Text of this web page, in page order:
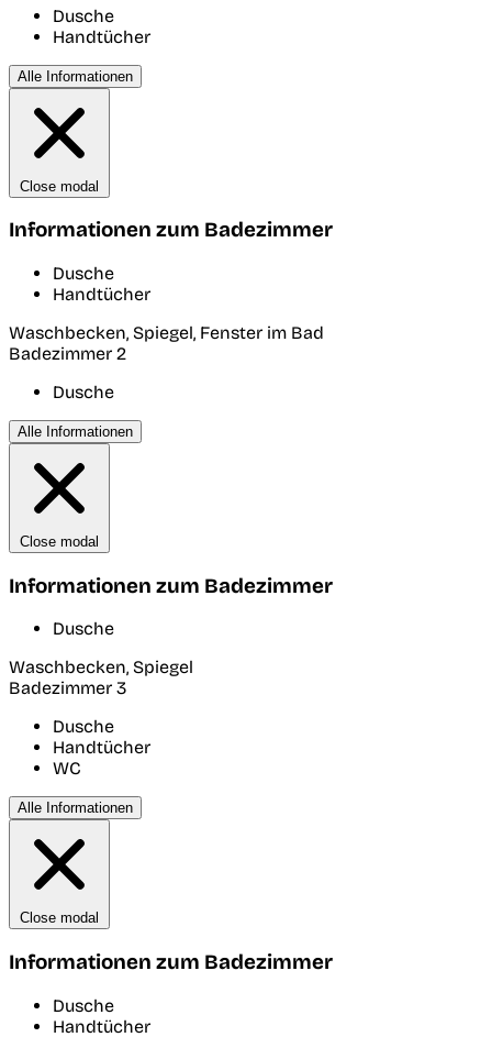
Dusche
Handtücher
Alle Informationen
Close modal
Informationen zum Badezimmer
Dusche
Handtücher
Waschbecken, Spiegel, Fenster im Bad
Badezimmer 2
Dusche
Alle Informationen
Close modal
Informationen zum Badezimmer
Dusche
Waschbecken, Spiegel
Badezimmer 3
Dusche
Handtücher
WC
Alle Informationen
Close modal
Informationen zum Badezimmer
Dusche
Handtücher